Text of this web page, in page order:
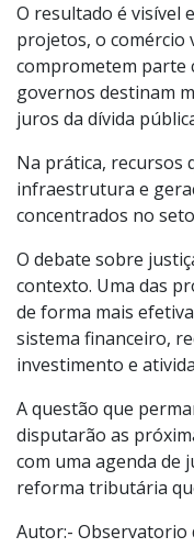
O resultado é visível
projetos, o comércio
comprometem parte
governos destinam
juros da dívida
Na prática, recursos
infraestrutura e
concentrados no
O debate sobre
contexto. Uma das
de forma mais
sistema financeiro,
investimento e
A questão que
disputarão as
com uma agenda de
reforma tributária
Autor:- Observatorio